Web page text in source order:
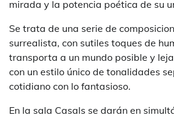
mirada y la potencia poética de su
Se trata de una serie de
surrealista, con sutiles toques de
transporta a un mundo posible y
con un estilo único de tonalidades
cotidiano con lo fantasioso.
En la sala Casals se darán en